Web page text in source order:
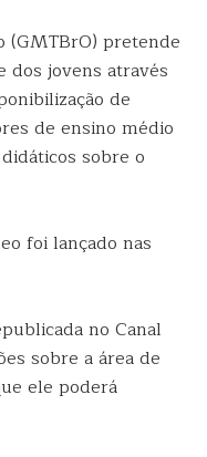
(GMTBrO) pretende
dos jovens através
de
de ensino médio
sobre o
foi lançado nas
no Canal
sobre a área de
ele poderá